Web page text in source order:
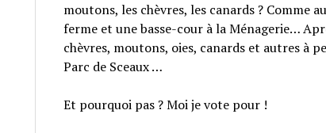
moutons, les chèvres, les canards ? Comme
ferme et une basse-cour à la Ménagerie…
chèvres, moutons, oies, canards et autres à
Parc de Sceaux …
Et pourquoi pas ? Moi je vote pour !